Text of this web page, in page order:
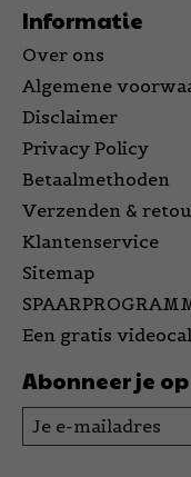
Informatie
Over ons
Algemene
Disclaimer
Privacy Policy
Betaalmethoden
Verzenden &
Klantenservice
Sitemap
Een gratis
Abonneer je